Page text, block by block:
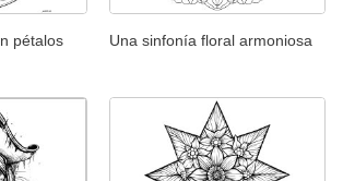
pétalos
Una sinfonía floral armoniosa